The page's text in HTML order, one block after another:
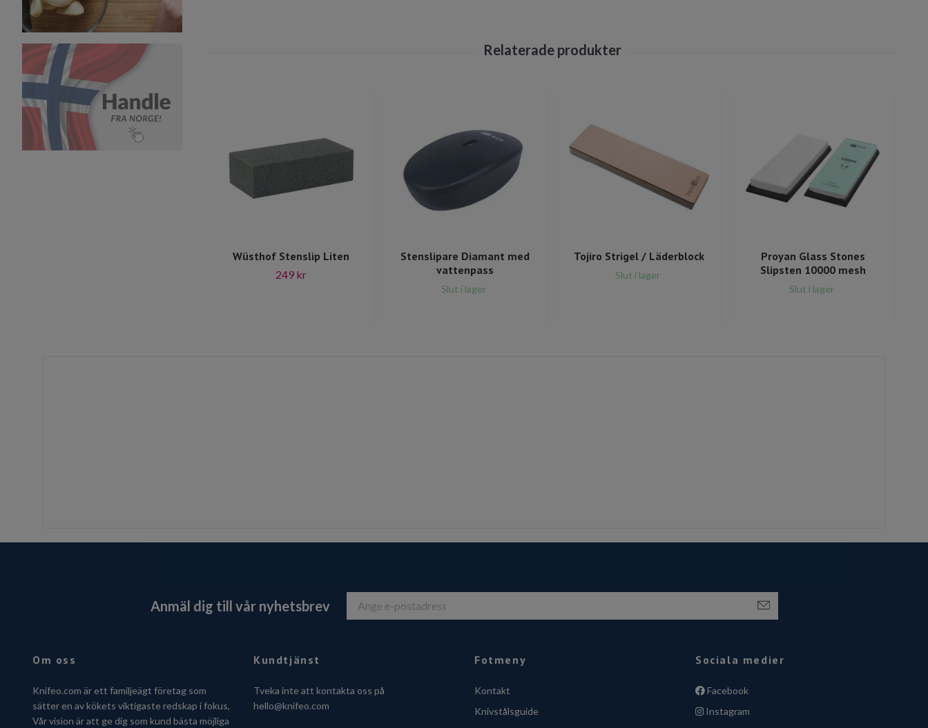
Wüsthof Stenslip Liten
249 kr
Stenslipare Diamant med
vattenpass
Slut i lager
Tojiro Strigel / Läderblock
Slut i lager
Proyan Glass Stones
Slipsten 10000 mesh
Slut i lager
Anmäl dig till vår nyhetsbrev
Om oss
Knifeo.com är ett familjeägt företag som
sätter en av kökets viktigaste redskap i fokus,
Vår vision är att ge dig som kund bästa möjliga
Kundtjänst
Tveka inte att kontakta oss på
hello@knifeo.com
Fotmeny
Kontakt
Knivstålsguide
Sociala medier
Facebook
Instagram